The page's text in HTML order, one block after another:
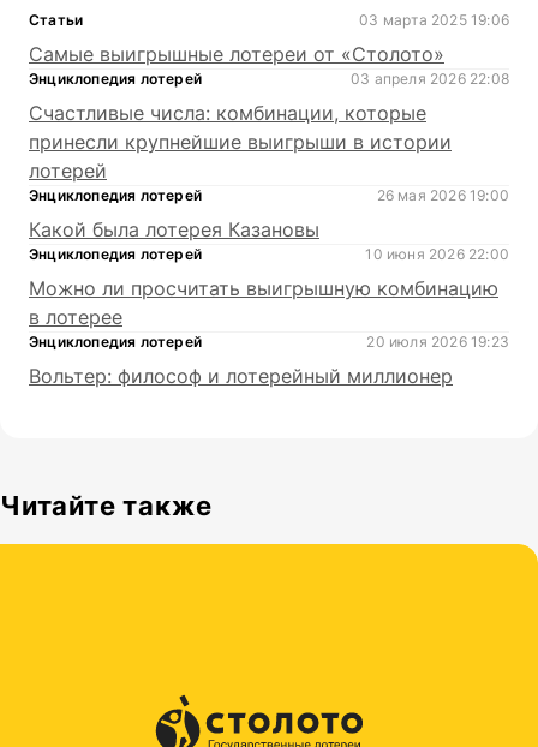
Статьи 03 марта 2025 19:06
Самые выигрышные лотереи от «Столото»
Энциклопедия лотерей 03 апреля 2026 22:08
Счастливые числа: комбинации, которые
принесли крупнейшие выигрыши в истории
лотерей
Энциклопедия лотерей 26 мая 2026 19:00
Какой была лотерея Казановы
Энциклопедия лотерей 10 июня 2026 22:00
Можно ли просчитать выигрышную комбинацию
в лотерее
Энциклопедия лотерей 20 июля 2026 19:23
Вольтер: философ и лотерейный миллионер
Читайте также